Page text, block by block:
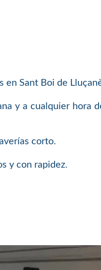
en Sant Boi de
y a cualquier hora
corto.
y con rapidez.